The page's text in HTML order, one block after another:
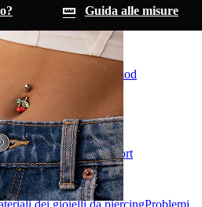
Guida alle misure
Bodymod
Bodymod
ordineConsegnaResi &
accountBodymod support
dei gioielli da piercingProblemi